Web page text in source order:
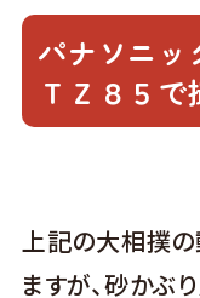
パナソニッ
ＴＺ８５
上記の大相撲
ますが、砂かぶ